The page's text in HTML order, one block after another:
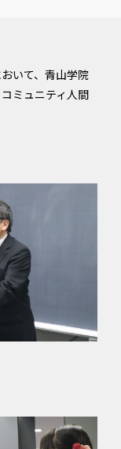
いて、青山学院
ミュニティ人間